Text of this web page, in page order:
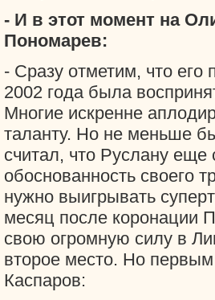
- И в этот момент на
Пономарев:
- Сразу отметим, что его
2002 года была
Многие искренне
таланту. Но не меньше
считал, что Руслану еще
обоснованность своего
нужно выигрывать
месяц после коронации
свою огромную силу в
второе место. Но первым
Каспаров: